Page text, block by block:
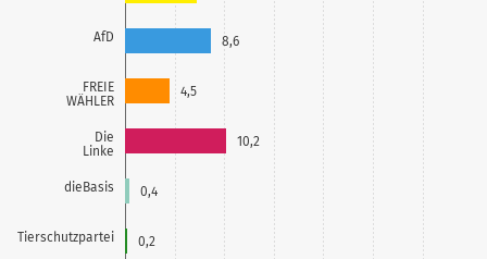
AfD
FREIE
WÄHLER
Die
Linke
dieBasis
Tierschutzpartei
8,6
4,5
10,2
0,4
0,2